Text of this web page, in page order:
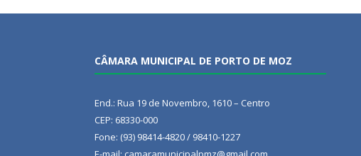
CÂMARA MUNICIPAL DE PORTO DE MOZ
End.: Rua 19 de Novembro, 1610 – Centro
CEP: 68330-000
Fone: (93) 98414-4820 / 98410-1227